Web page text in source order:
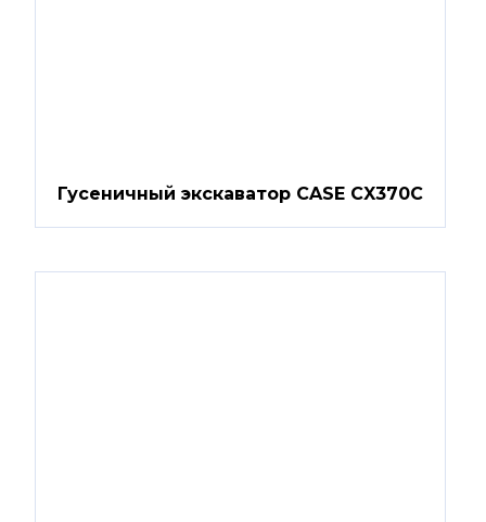
Гусеничный экскаватор CASE CX370C